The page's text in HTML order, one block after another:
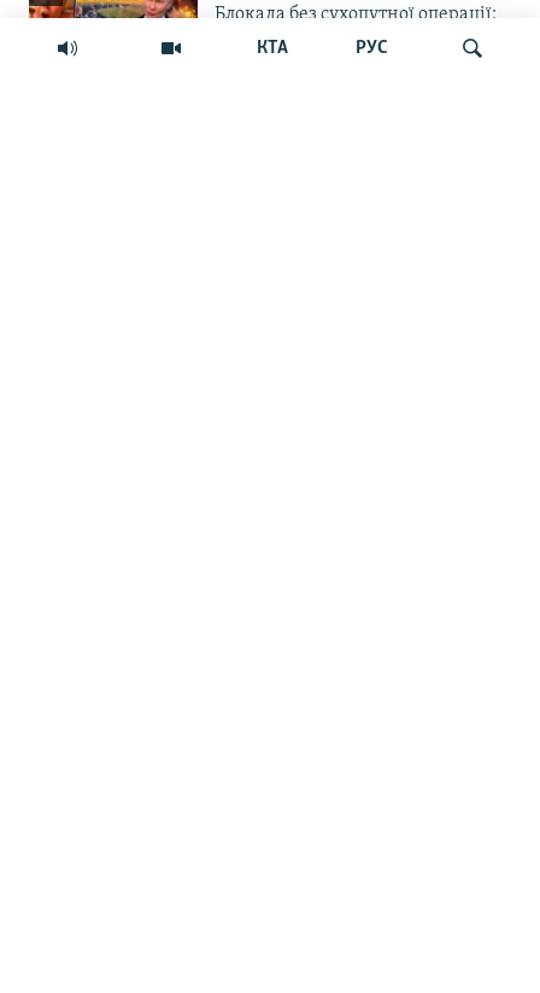
КТА РУС
Блокада без сухопутної операції:
Крим сам себе не заправить і не